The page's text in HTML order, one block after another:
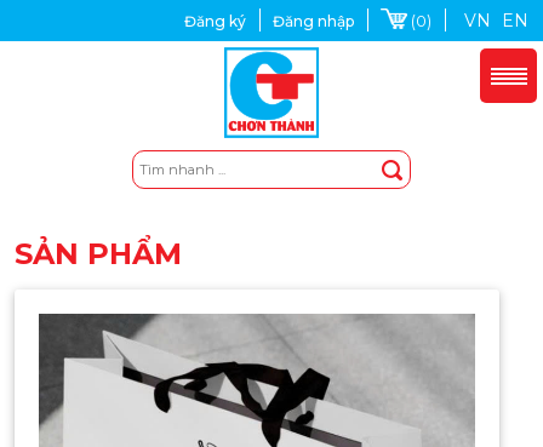
Đăng ký Đăng nhập (0) VN EN
SẢN PHẨM